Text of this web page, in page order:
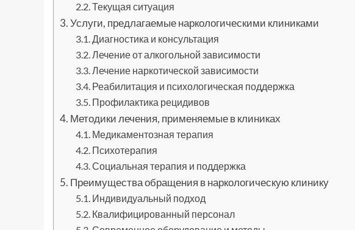
Текущая ситуация
Услуги, предлагаемые наркологическими клиниками
Диагностика и консультация
Лечение от алкогольной зависимости
Лечение наркотической зависимости
Реабилитация и психологическая поддержка
Профилактика рецидивов
Методики лечения, применяемые в клиниках
Медикаментозная терапия
Психотерапия
Социальная терапия и поддержка
Преимущества обращения в наркологическую клинику
Индивидуальный подход
Квалифицированный персонал